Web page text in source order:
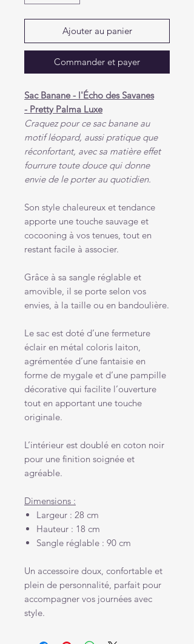
Ajouter au panier
Commander et payer
Sac Banane - l'Écho des Savanes
- Pretty Palma Luxe
Craquez pour ce sac banane au
motif léopard, aussi pratique que
réconfortant, avec sa matière effet
fourrure toute douce qui donne
envie de le porter au quotidien.
Son style chaleureux et tendance
apporte une touche sauvage et
cocooning à vos tenues, tout en
restant facile à associer.
Grâce à sa sangle réglable et
amovible, il se porte selon vos
envies, à la taille ou en bandoulière.
Le sac est doté d’une fermeture
éclair en métal coloris laiton,
agrémentée d’une fantaisie en
forme de mygale et d’une pampille
décorative qui facilite l’ouverture
tout en apportant une touche
originale.
L’intérieur est doublé en coton noir
pour une finition soignée et
agréable.
Dimensions :
Largeur : 28 cm
Hauteur : 18 cm
Sangle réglable : 90 cm
Un accessoire doux, confortable et
plein de personnalité, parfait pour
accompagner vos journées avec
style.